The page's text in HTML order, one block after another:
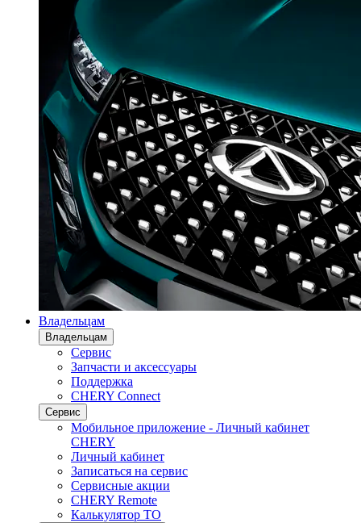
Владельцам
Владельцам
Сервис
Запчасти и аксессуары
Поддержка
CHERY Connect
Сервис
Мобильное приложение - Личный кабинет
CHERY
Личный кабинет
Записаться на сервис
Сервисные акции
CHERY Remote
Калькулятор ТО